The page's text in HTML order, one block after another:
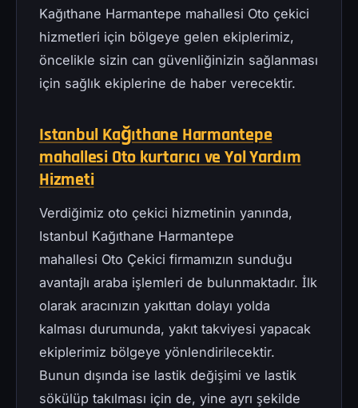
Kağıthane Harmantepe mahallesi Oto çekici
hizmetleri için bölgeye gelen ekiplerimiz,
öncelikle sizin can güvenliğinizin sağlanması
için sağlık ekiplerine de haber verecektir.
Istanbul Kağıthane Harmantepe
mahallesi Oto kurtarıcı ve Yol Yardım
Hizmeti
Verdiğimiz oto çekici hizmetinin yanında,
Istanbul Kağıthane Harmantepe
mahallesi Oto Çekici firmamızın sunduğu
avantajlı araba işlemleri de bulunmaktadır. İlk
olarak aracınızın yakıttan dolayı yolda
kalması durumunda, yakıt takviyesi yapacak
ekiplerimiz bölgeye yönlendirilecektir.
Bunun dışında ise lastik değişimi ve lastik
sökülüp takılması için de, yine ayrı şekilde